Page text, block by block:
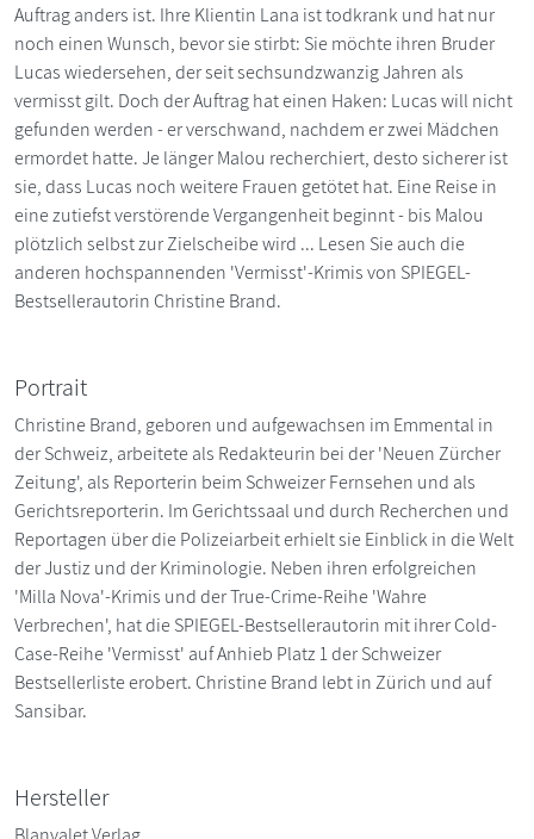
Auftrag anders ist. Ihre Klientin Lana ist todkrank und hat nur
noch einen Wunsch, bevor sie stirbt: Sie möchte ihren Bruder
Lucas wiedersehen, der seit sechsundzwanzig Jahren als
vermisst gilt. Doch der Auftrag hat einen Haken: Lucas will nicht
gefunden werden - er verschwand, nachdem er zwei Mädchen
ermordet hatte. Je länger Malou recherchiert, desto sicherer ist
sie, dass Lucas noch weitere Frauen getötet hat. Eine Reise in
eine zutiefst verstörende Vergangenheit beginnt - bis Malou
plötzlich selbst zur Zielscheibe wird ... Lesen Sie auch die
anderen hochspannenden 'Vermisst'-Krimis von SPIEGEL-
Bestsellerautorin Christine Brand.
Portrait
Christine Brand, geboren und aufgewachsen im Emmental in
der Schweiz, arbeitete als Redakteurin bei der 'Neuen Zürcher
Zeitung', als Reporterin beim Schweizer Fernsehen und als
Gerichtsreporterin. Im Gerichtssaal und durch Recherchen und
Reportagen über die Polizeiarbeit erhielt sie Einblick in die Welt
der Justiz und der Kriminologie. Neben ihren erfolgreichen
'Milla Nova'-Krimis und der True-Crime-Reihe 'Wahre
Verbrechen', hat die SPIEGEL-Bestsellerautorin mit ihrer Cold-
Case-Reihe 'Vermisst' auf Anhieb Platz 1 der Schweizer
Bestsellerliste erobert. Christine Brand lebt in Zürich und auf
Sansibar.
Hersteller